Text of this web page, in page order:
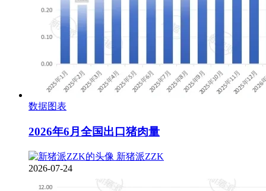
数据图表
2026年6月全国出口猪肉量
新猪派ZZK
2026-07-24